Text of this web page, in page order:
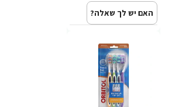
האם יש לך שאלה?